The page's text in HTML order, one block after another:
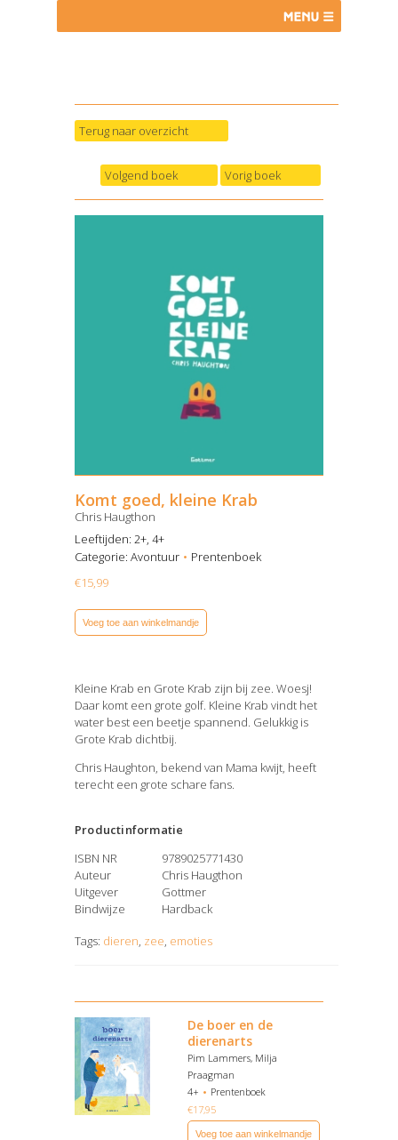
Terug naar overzicht
Volgend boek Vorig boek
Komt goed, kleine Krab
Chris Haugthon
Leeftijden: 2+, 4+
Categorie: Avontuur
Prentenboek
€15,99
Voeg toe aan winkelmandje
Kleine Krab en Grote Krab zijn bij zee. Woesj!
Daar komt een grote golf. Kleine Krab vindt het
water best een beetje spannend. Gelukkig is
Grote Krab dichtbij.
Chris Haughton, bekend van Mama kwijt, heeft
terecht een grote schare fans.
Productinformatie
ISBN NR
9789025771430
Auteur
Chris Haugthon
Uitgever
Gottmer
Bindwijze
Hardback
Tags: dieren, zee, emoties
De boer en de
dierenarts
Pim Lammers, Milja
Praagman
4+
Prentenboek
€17,95
Voeg toe aan winkelmandje